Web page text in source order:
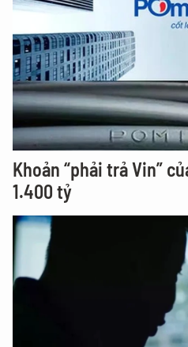
Khoản “phải trả Vin”
1.400 tỷ